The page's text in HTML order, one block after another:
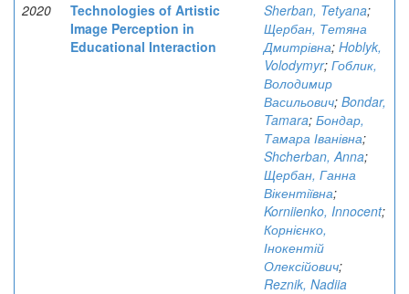
2020
Technologies of Artistic
Image Perception in
Educational Interaction
Sherban, Tetуana;
Щербан, Тетяна
Дмитрівна; Hoblyk,
Volodymyr; Гоблик,
Володимир
Васильович; Bondar,
Tamara; Бондар,
Тамара Іванівна;
Shcherban, Anna;
Щербан, Ганна
Вікентіївна;
Korniienko, Innocent;
Корнієнко,
Інокентій
Олексійович;
Reznik, Nadiia